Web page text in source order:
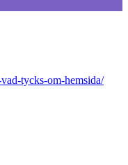
tycks-om-hemsida/